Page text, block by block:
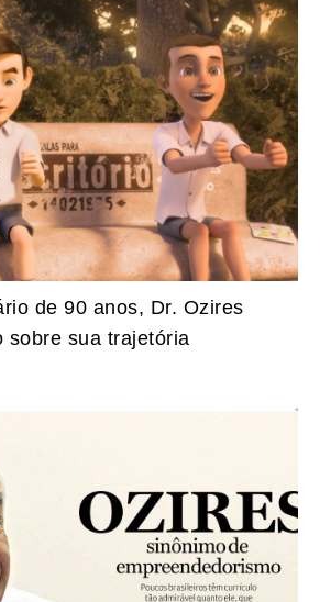
de 90 anos, Dr. Ozires
sobre sua trajetória